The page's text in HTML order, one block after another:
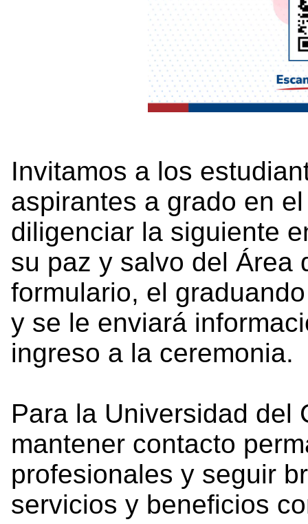
Invitamos a los
aspirantes a grado en
diligenciar la siguiente
su paz y salvo del Área
formulario, el
y se le enviará
ingreso a la ceremonia.
Para la Universidad del
mantener contacto
profesionales y seguir
servicios y beneficios